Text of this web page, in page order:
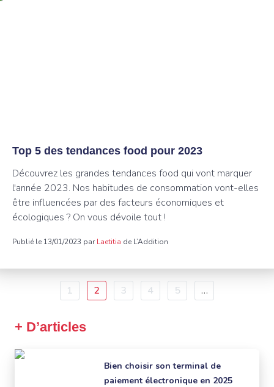
Top 5 des tendances food pour 2023
Découvrez les grandes tendances food qui vont marquer
l'année 2023. Nos habitudes de consommation vont-elles
être influencées par des facteurs économiques et
écologiques ? On vous dévoile tout !
Publié le 13/01/2023 parLaetitia de L’Addition
Page
1
Page
2 Page
3 Page
4 Page
5 …
+ D’articles
Bien choisir son terminal de
paiement électronique en 2025